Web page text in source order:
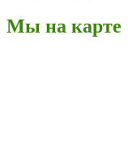
Мы на карте